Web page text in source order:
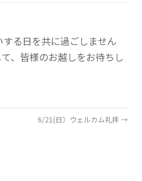
る日を共に過ごしません
、皆様のお越しをお待ちし
6/21(日）ウェルカム礼拝 →